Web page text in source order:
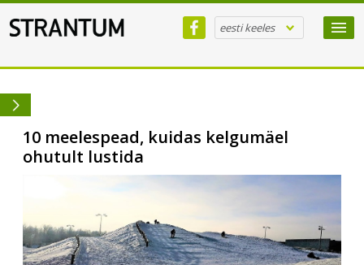
eesti keeles
10 meelespead, kuidas kelgumäel
ohutult lustida